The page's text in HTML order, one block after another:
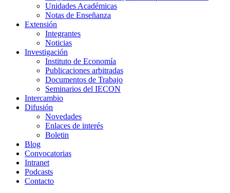
Unidades Académicas
Notas de Enseñanza
Extensión
Integrantes
Noticias
Investigación
Instituto de Economía
Publicaciones arbitradas
Documentos de Trabajo
Seminarios del IECON
Intercambio
Difusión
Novedades
Enlaces de interés
Boletin
Blog
Convocatorias
Intranet
Podcasts
Contacto